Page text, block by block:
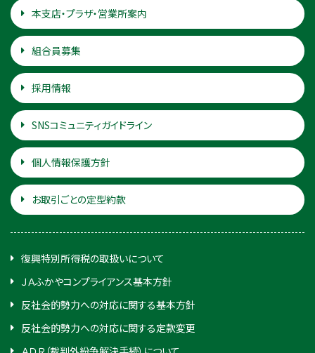
本支店・プラザ・営業所案内
組合員募集
採用情報
SNSコミュニティガイドライン
個人情報保護方針
お取引ごとの定型約款
復興特別所得税の取扱いについて
ＪＡふかやコンプライアンス基本方針
反社会的勢力への対応に関する基本方針
反社会的勢力への対応に関する定款変更